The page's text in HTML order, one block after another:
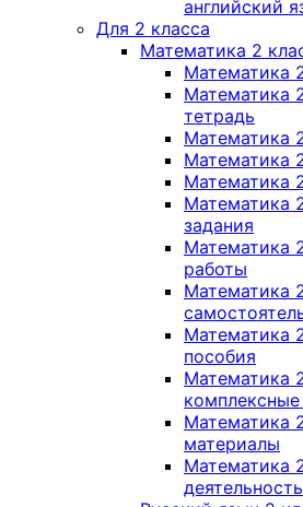
английский
Для 2 класса
Математика 2
Математика
Математика
тетрадь
Математика
Математика
Математика
Математика
задания
Математика
работы
Математика
Математика
пособия
Математика
Математика
материалы
Математика
деятельность